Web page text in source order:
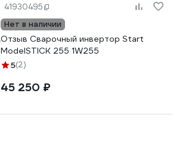
41930495
Нет в наличии
Отзыв Сварочный инвертор Start
ModelSTICK 255 1W255
5(2)
45 250 ₽